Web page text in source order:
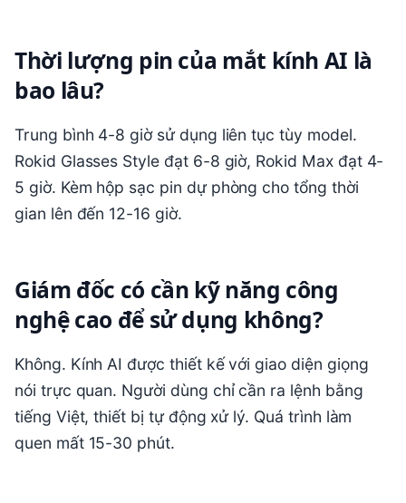
Thời lượng pin của mắt kính AI là
bao lâu?
Trung bình 4-8 giờ sử dụng liên tục tùy model.
Rokid Glasses Style đạt 6-8 giờ, Rokid Max đạt 4-
5 giờ. Kèm hộp sạc pin dự phòng cho tổng thời
gian lên đến 12-16 giờ.
Giám đốc có cần kỹ năng công
nghệ cao để sử dụng không?
Không. Kính AI được thiết kế với giao diện giọng
nói trực quan. Người dùng chỉ cần ra lệnh bằng
tiếng Việt, thiết bị tự động xử lý. Quá trình làm
quen mất 15-30 phút.